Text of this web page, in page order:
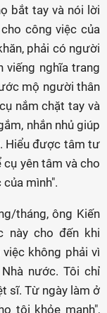
bắt tay và nói lời
công việc của
phải có người
viếng nghĩa trang
mộ người thân
nắm chặt tay và
nhắn nhủ giúp
Hiểu được tâm tư
yên tâm và cho
mình".
tháng, ông Kiến
này cho đến khi
không phải vì
nước. Tôi chỉ
sĩ. Từ ngày làm ở
tôi khỏe mạnh",